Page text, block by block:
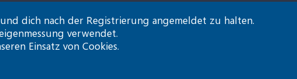
dich nach der Registrierung angemeldet zu halten.
verwendet.
Einsatz von Cookies.